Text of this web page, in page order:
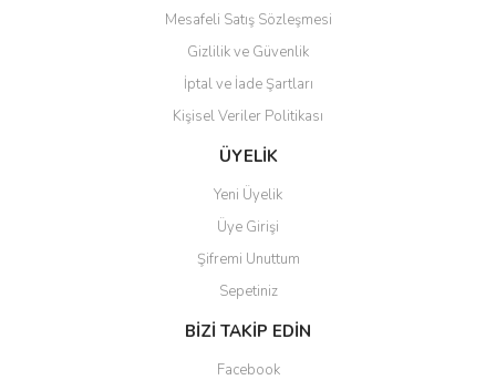
Mesafeli Satış Sözleşmesi
Gizlilik ve Güvenlik
İptal ve İade Şartları
Kişisel Veriler Politikası
ÜYELİK
Yeni Üyelik
Üye Girişi
Şifremi Unuttum
Sepetiniz
BİZİ TAKİP EDİN
Facebook